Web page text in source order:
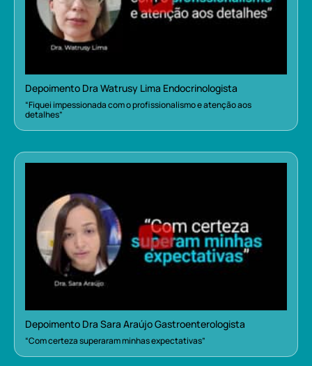
Depoimento Dra Watrusy Lima Endocrinologista
“Fiquei impessionada com o profissionalismo e atenção aos
detalhes”
Depoimento Dra Sara Araújo Gastroenterologista
“Com certeza superaram minhas expectativas”